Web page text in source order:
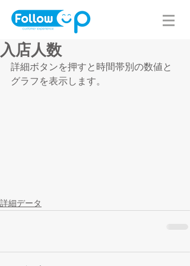
入店人数
詳細ボタンを押すと時間帯別の数値と
グラフを表示します。
詳細データ